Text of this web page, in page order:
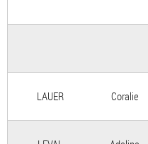
LAUER Coralie